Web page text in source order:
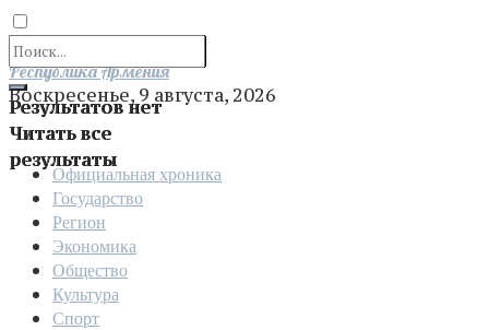
Результатов нет
Читать все
результаты
Отправить
Республика Армения
Воскресенье, 9 августа, 2026
Официальная хроника
Государство
Регион
Экономика
Общество
Культура
Спорт